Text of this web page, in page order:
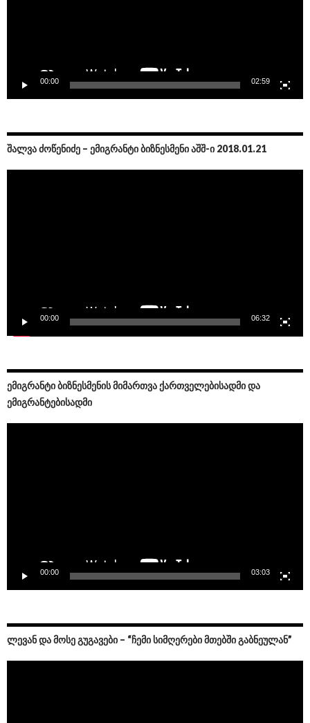
00:00 02:59
ᲨᲐᲚᲕᲐ ᲫᲝᲬᲔᲜᲘᲫᲔ – ᲔᲛᲘᲒᲠᲐᲜᲢᲘ ᲑᲘᲖᲜᲔᲡᲛᲔᲜᲘ ᲐᲨᲨ-Ი 2018.01.21
00:00 06:32
ᲔᲛᲘᲒᲠᲐᲜᲢᲘ ᲑᲘᲖᲜᲔᲡᲛᲔᲜᲘᲡ ᲛᲘᲛᲐᲠᲗᲕᲐ ᲥᲐᲠᲗᲕᲔᲚᲔᲑᲘᲡᲐᲓᲛᲘ ᲓᲐ
ᲔᲛᲘᲒᲠᲐᲜᲢᲔᲑᲘᲡᲐᲓᲛᲘ
00:00 03:03
ᲚᲔᲕᲐᲜ ᲓᲐ ᲛᲝᲡᲔ ᲒᲣᲒᲐᲕᲔᲑᲘ – “ᲩᲔᲛᲘ ᲡᲘᲛᲦᲔᲠᲔᲑᲘ ᲛᲗᲔᲑᲨᲘ ᲒᲐᲑᲜᲔᲣᲚᲐᲜ”